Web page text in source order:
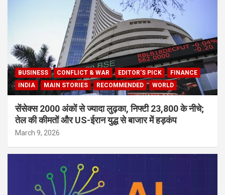
BUSINESS CONFLICT & WAR EDITOR'S PICK
FINANCE
INDIA
MAIN STORIES RECOMMENDED WORLD
सेंसेक्स 2000 अंकों से ज्यादा लुढ़का, निफ्टी 23,800 के नीचे;
तेल की कीमतों और US-ईरान युद्ध से बाजार में हड़कंप
March 9, 2026